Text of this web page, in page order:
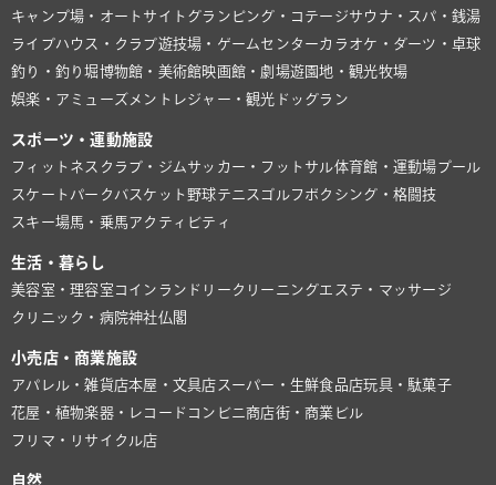
キャンプ場・オートサイト グランピング・コテージサウナ・スパ・銭湯
ライブハウス・クラブ遊技場・ゲームセンターカラオケ・ダーツ・卓球
釣り・釣り堀博物館・美術館映画館・劇場遊園地・観光牧場
娯楽・アミューズメント レジャー・観光 ドッグラン
スポーツ・運動施設
フィットネスクラブ・ジム サッカー・フットサル体育館・運動場プール
スケートパーク バスケット 野球テニス ゴルフ ボクシング・格闘技
スキー場馬・乗馬アクティビティ
生活・暮らし
美容室・理容室 コインランドリー クリーニングエステ・マッサージ
クリニック・病院神社仏閣
小売店・商業施設
アパレル・雑貨店本屋・文具店 スーパー・生鮮食品店玩具・駄菓子
花屋・植物楽器・レコード コンビニ商店街・商業ビル
フリマ・リサイクル店
自然